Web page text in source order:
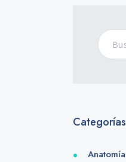
Categorías
Anatomía